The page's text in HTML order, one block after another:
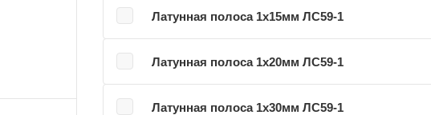
Латунная полоса 1х15мм ЛС59-1
Латунная полоса 1х20мм ЛС59-1
Латунная полоса 1х30мм ЛС59-1